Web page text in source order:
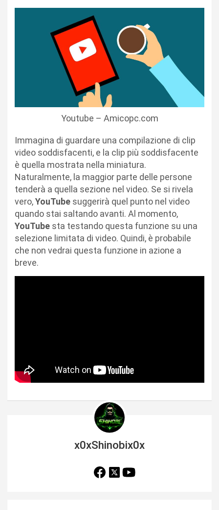
Youtube – Amicopc.com
Immagina di guardare una compilazione di clip
video soddisfacenti, e la clip più soddisfacente
è quella mostrata nella miniatura.
Naturalmente, la maggior parte delle persone
tenderà a quella sezione nel video. Se si rivela
vero,YouTube suggerirà quel punto nel video
quando stai saltando avanti. Al momento,
YouTube sta testando questa funzione su una
selezione limitata di video. Quindi, è probabile
che non vedrai questa funzione in azione a
breve.
x0xShinobix0x